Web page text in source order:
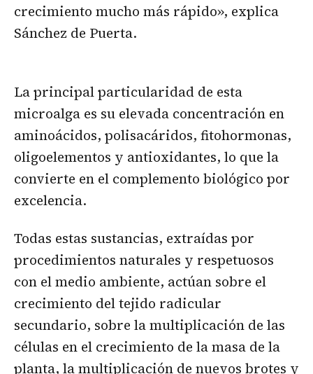
crecimiento mucho más rápido», explica
Sánchez de Puerta.
La principal particularidad de esta
microalga es su elevada concentración en
aminoácidos, polisacáridos, fitohormonas,
oligoelementos y antioxidantes, lo que la
convierte en el complemento biológico por
excelencia.
Todas estas sustancias, extraídas por
procedimientos naturales y respetuosos
con el medio ambiente, actúan sobre el
crecimiento del tejido radicular
secundario, sobre la multiplicación de las
células en el crecimiento de la masa de la
planta, la multiplicación de nuevos brotes y